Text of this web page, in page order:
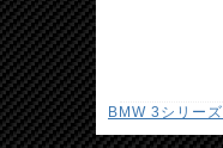
BMW 3シリーズ